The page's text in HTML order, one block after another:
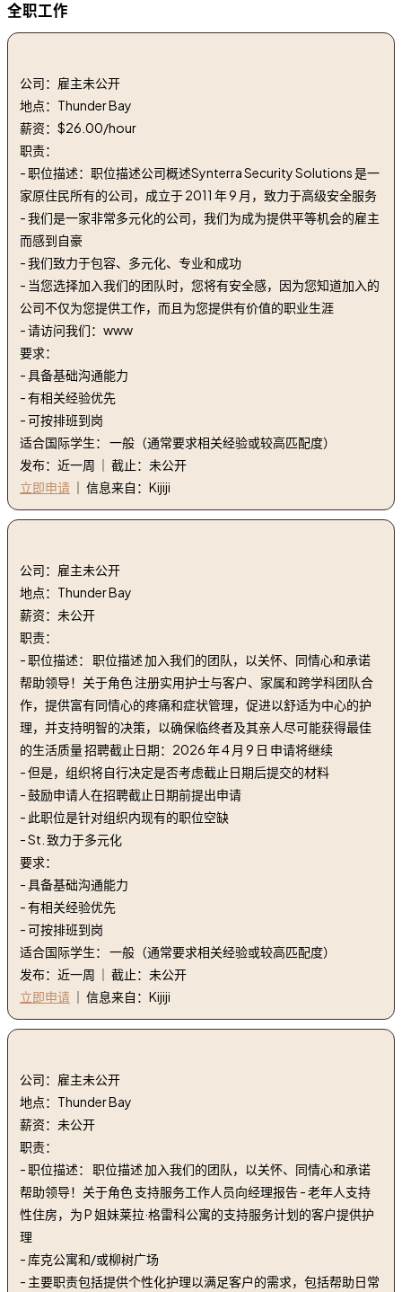
全职工作
公司：雇主未公开
地点：Thunder Bay
薪资：$26.00/hour
职责：
- 职位描述：职位描述​公司概述Synterra Security Solutions 是一
家原住民所有的公司，成立于 2011 年 9 月，致力于高级安全服务
- 我们是一家非常多元化的公司，我们为成为提供平等机会的雇主
而感到自豪
- 我们致力于包容、多元化、专业和成功
- 当您选择加入我们的团队时，您将有安全感，因为您知道加入的
公司不仅为您提供工作，而且为您提供有价值的职业生涯
- 请访问我们：www
要求：
- 具备基础沟通能力
- 有相关经验优先
- 可按排班到岗
适合国际学生： 一般（通常要求相关经验或较高匹配度）
发布：近一周 ｜ 截止：未公开
立即申请 ｜ 信息来自：Kijiji
公司：雇主未公开
地点：Thunder Bay
薪资：未公开
职责：
- 职位描述： 职位描述 加入我们的团队，以关怀、同情心和承诺
帮助领导！关于角色 注册实用护士与客户、家属和跨学科团队合
作，提供富有同情心的疼痛和症状管理，促进以舒适为中心的护
理，并支持明智的决策，以确保临终者及其亲人尽可能获得最佳
的生活质量 招聘截止日期：2026 年 4 月 9 日 申请将继续
- 但是，组织将自行决定是否考虑截止日期后提交的材料
- 鼓励申请人在招聘截止日期前提出申请
- 此职位是针对组织内现有的职位空缺
- St. 致力于多元化
要求：
- 具备基础沟通能力
- 有相关经验优先
- 可按排班到岗
适合国际学生： 一般（通常要求相关经验或较高匹配度）
发布：近一周 ｜ 截止：未公开
立即申请 ｜ 信息来自：Kijiji
公司：雇主未公开
地点：Thunder Bay
薪资：未公开
职责：
- 职位描述： 职位描述 加入我们的团队，以关怀、同情心和承诺
帮助领导！关于角色 支持服务工作人员向经理报告 - 老年人支持
性住房，为 P 姐妹莱拉·格雷科公寓的支持服务计划的客户提供护
理
- 库克公寓和/或柳树广场
- 主要职责包括提供个性化护理以满足客户的需求，包括帮助日常